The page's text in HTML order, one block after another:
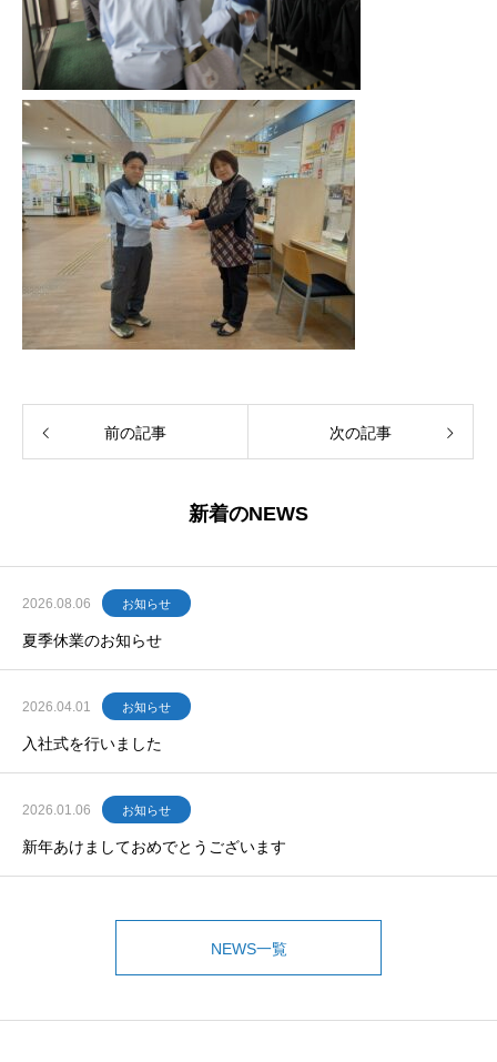
前の記事 次の記事
新着のNEWS
2026.08.06 お知らせ
夏季休業のお知らせ
2026.04.01 お知らせ
入社式を行いました
2026.01.06 お知らせ
新年あけましておめでとうございます
NEWS一覧